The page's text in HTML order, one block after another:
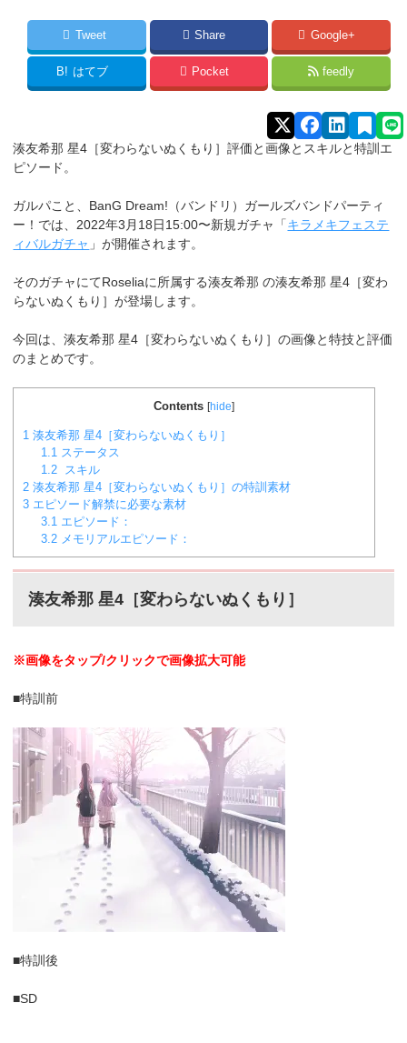
Tweet Share Google+
B! はてブ Pocket feedly
湊友希那 星4［変わらないぬくもり］評価と画像とスキルと特訓エ
ピソード。
ガルパこと、BanG Dream!（バンドリ）ガールズバンドパーティ
ー！では、2022年3月18日15:00〜新規ガチャ「キラメキフェステ
ィバルガチャ 」が開催されます。
そのガチャにてRoseliaに所属する湊友希那の湊友希那 星4［変わ
らないぬくもり］が登場します。
今回は、湊友希那 星4［変わらないぬくもり］の画像と特技と評価
のまとめです。
Contents [hide]
1 湊友希那 星4［変わらないぬくもり］
1.1 ステータス
1.2 スキル
2 湊友希那 星4［変わらないぬくもり］の特訓素材
3 エピソード解禁に必要な素材
3.1 エピソード：
3.2 メモリアルエピソード：
湊友希那 星4［変わらないぬくもり］
※画像をタップ/クリックで画像拡大可能
■特訓前
■特訓後
■SD